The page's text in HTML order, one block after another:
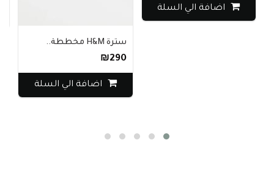
اضافة الي السلة
سترة H&M مخططة..
₪290
اضافة الي السلة